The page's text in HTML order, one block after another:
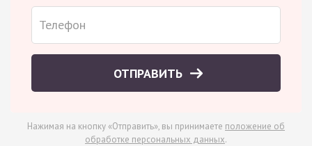
ОТПРАВИТЬ
Нажимая на кнопку «Отправить», вы принимаете положение об
обработке персональных данных.